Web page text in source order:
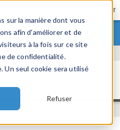
sur la manière dont vous
afin d'améliorer et de
à la fois sur ce site
de confidentialité.
Un seul cookie sera utilisé
Refuser
SUPPORT
EVENEMENTS